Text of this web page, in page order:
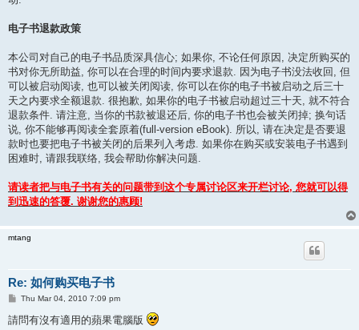
电子书退款政策
本公司对自己的电子书品质深具信心; 如果你, 不论任何原因, 决定所购买的
书对你无所助益, 你可以在合理的时间内要求退款. 因为电子书没法收回, 但
可以被启动阅读, 也可以被关闭阅读, 你可以在你的电子书被启动之后三十
天之内要求全额退款. 很抱歉, 如果你的电子书被启动超过三十天, 就不符合
退款条件. 请注意, 当你的书款被退还后, 你的电子书也会被关闭掉; 换句话
说, 你不能够再阅读全套原着(full-version eBook). 所以, 请在决定是否要退
款时也要把电子书被关闭的后果列入考虑. 如果你在购买或安装电子书遇到
困难时, 请跟我联络, 我会帮助你解决问题.
请读者把与电子书有关的问题带到这个专属讨论区来开栏讨论, 您就可以得
到迅速的答覆. 谢谢您的惠顾!
mtang
Re: 如何购买电子书
P
s
t
Thu Mar 04, 2010 7:09 pm
請問有沒有適用的蘋果電腦版